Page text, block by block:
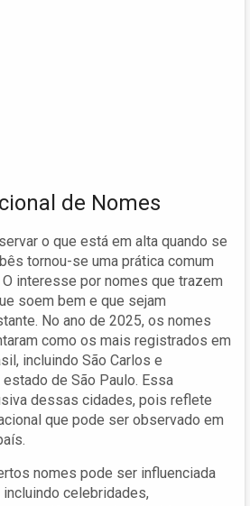
de Nomes
o que está em alta quando se
tornou-se uma prática comum
interesse por nomes que trazem
soem bem e que sejam
No ano de 2025, os nomes
como os mais registrados em
incluindo São Carlos e
estado de São Paulo. Essa
dessas cidades, pois reflete
que pode ser observado em
nomes pode ser influenciada
celebridades,